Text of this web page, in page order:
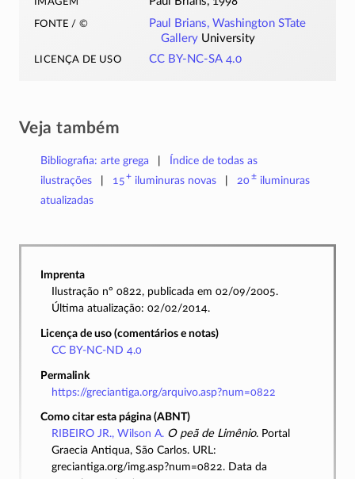
fonte / © Paul Brians, Washington STate
Gallery University
licença de uso CC BY-NC-SA 4.0
Veja também
Bibliografia: arte grega
Índice de todas as
ilustrações
15+ iluminuras novas 20±iluminuras
atualizadas
Imprenta
Ilustração nº 0822, publicada em 02/09/2005.
Última atualização: 02/02/2014.
Licença de uso (comentários e notas)
CC BY-NC-ND 4.0
Permalink
https://greciantiga.org/arquivo.asp?num=0822
Como citar esta página (ABNT)
RIBEIRO JR., Wilson A. O peã de Limênio. Portal
Graecia Antiqua, São Carlos. URL:
greciantiga.org/img.asp?num=0822. Data da